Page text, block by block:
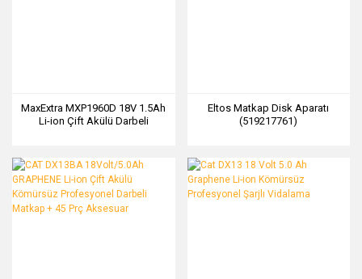
MaxExtra MXP1960D 18V 1.5Ah
Li-ion Çift Akülü Darbeli
Eltos Matkap Disk Aparatı
(519217761)